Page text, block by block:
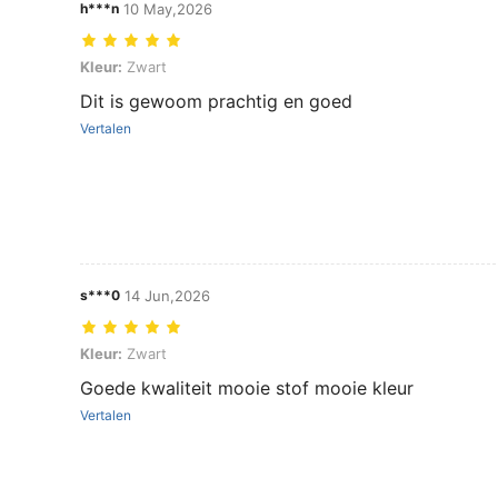
h***n 10 May,2026
Kleur: Zwart
Kleur: Zwart
Dit is gewoom prachtig en goed
Vertalen
s***0 14 Jun,2026
Kleur: Zwart
Kleur: Zwart
Goede kwaliteit mooie stof mooie kleur
Vertalen